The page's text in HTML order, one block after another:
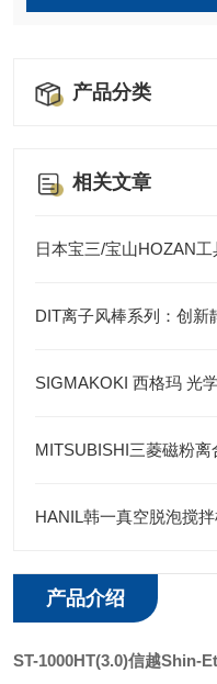
产品分类
相关文章
日本宝三/宝山HOZAN工
DIT离子风棒系列：创
SIGMAKOKI 西格玛 光
MITSUBISHI三菱磁粉
HANIL韩一真空脱泡搅
产品介绍
ST-1000HT(3.0)信越Shin-